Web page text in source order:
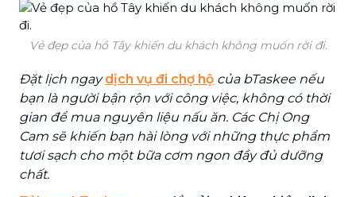
Vẻ đẹp của hồ Tây khiến du khách không muốn rời đi.
Đặt lịch ngaydịch vụ đi chợ hộ của bTaskee nếu
bạn là người bận rộn với công việc, không có thời
gian để mua nguyên liệu nấu ăn. Các Chị Ong
Cam sẽ khiến bạn hài lòng với những thực phẩm
tươi sạch cho một bữa cơm ngon đầy đủ dưỡng
chất.